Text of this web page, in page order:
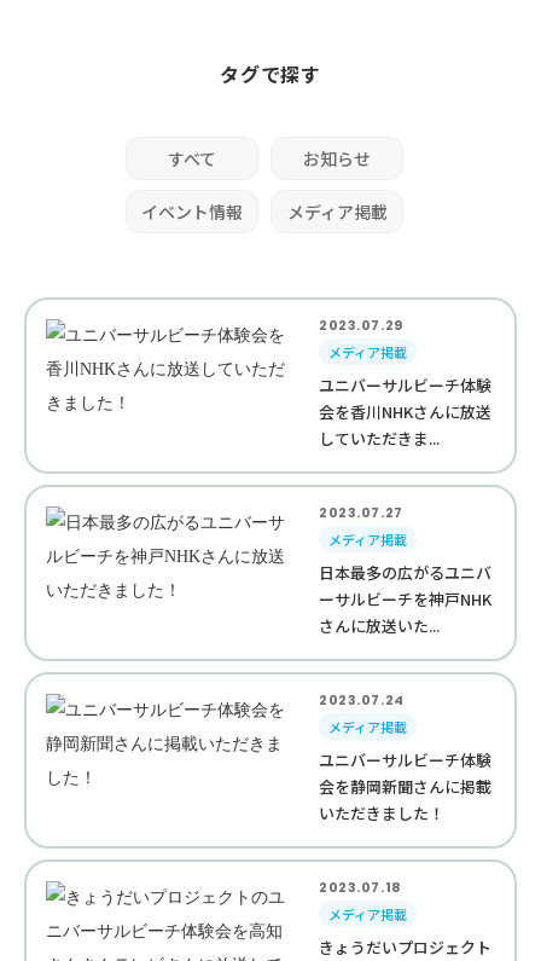
タグで探す
すべて お知らせ
イベント情報 メディア掲載
2023.07.29
メディア掲載
ユニバーサルビーチ体験
会を香川NHKさんに放送
していただきま...
2023.07.27
メディア掲載
日本最多の広がるユニバ
ーサルビーチを神戸NHK
さんに放送いた...
2023.07.24
メディア掲載
ユニバーサルビーチ体験
会を静岡新聞さんに掲載
いただきました！
2023.07.18
メディア掲載
きょうだいプロジェクト